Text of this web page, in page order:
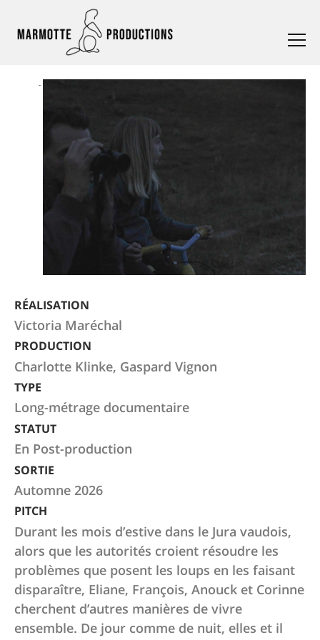
RÉALISATION
Victoria Maréchal
PRODUCTION
Charlotte Klinke, Gaspard Vignon
TYPE
Long-métrage documentaire
STATUT
En Post-production
SORTIE
Automne 2026
PITCH
Durant les mois d’estive dans le Jura vaudois,
alors que les autorités croient résoudre les
problèmes que posent les loups en les faisant
disparaître, Eliane, François, Anouck et Corinne
cherchent d’autres manières de vivre
ensemble. De jour comme de nuit, elles et il